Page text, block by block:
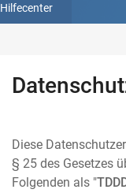
Hilfecenter
Diese
§ 25 des Gesetzes
Folgenden als "